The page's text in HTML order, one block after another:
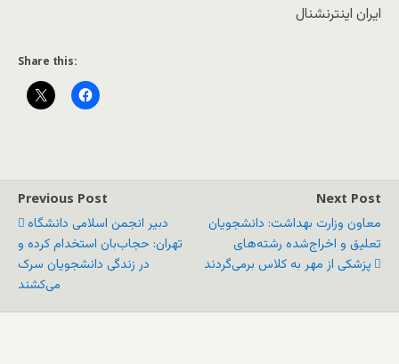
ایران اینترنشنال
Share this:
Previous Post
دبیر انجمن اسلامی دانشگاه
تهران: حجاب‌بان استخدام کرده و
در زندگی دانشجویان سرک
می‌کشند
Next Post
معاون وزارت بهداشت: دانشجویان
تعلیق و اخراج‌شده رشته‌های
پزشکی از مهر به کلاس برمی‌گردند